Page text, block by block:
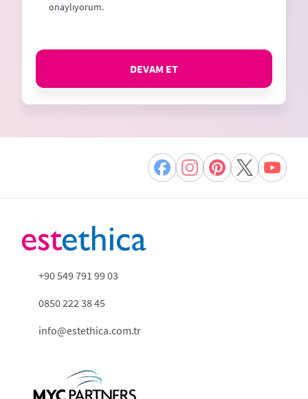
onaylıyorum.
DEVAM ET
+90 549 791 99 03
0850 222 38 45
info@estethica.com.tr